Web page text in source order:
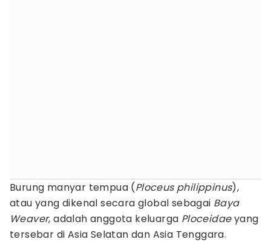
Burung manyar tempua (Ploceus philippinus),
atau yang dikenal secara global sebagai Baya
Weaver, adalah anggota keluarga Ploceidaeyang
tersebar di Asia Selatan dan Asia Tenggara.